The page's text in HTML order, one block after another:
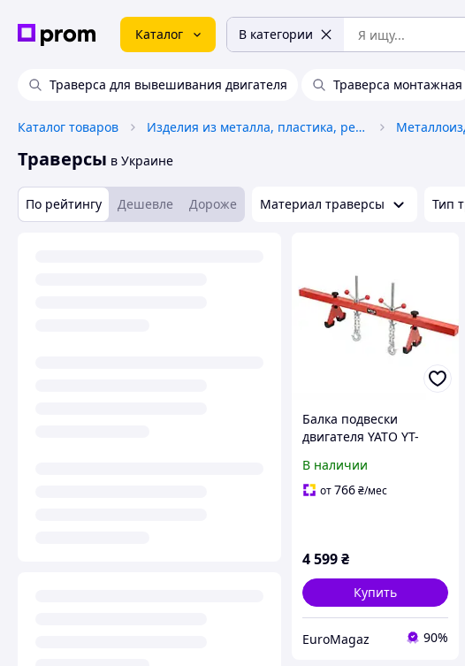
Каталог В категории
Траверса для вывешивания двигателя Траверса монтажная
Каталог товаров Изделия из металла, пластика, резины
Траверсы в Украине
По рейтингу Дешевле Дороже Материал траверсы Тип
Балка подвески
двигателя YATO YT-
траверса для
вывешивания
В наличии
от766₴/мес
4 599₴
Купить
EuroMagaz 90%